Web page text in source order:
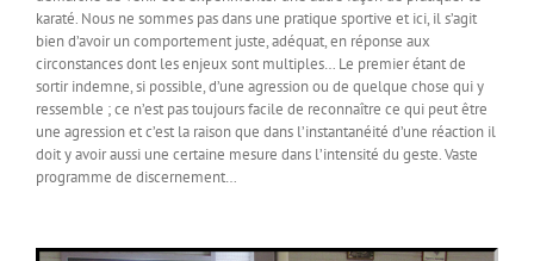
karaté. Nous ne sommes pas dans une pratique sportive et ici, il s’agit
bien d’avoir un comportement juste, adéquat, en réponse aux
circonstances dont les enjeux sont multiples… Le premier étant de
sortir indemne, si possible, d’une agression ou de quelque chose qui y
ressemble ; ce n’est pas toujours facile de reconnaître ce qui peut être
une agression et c’est la raison que dans l’instantanéité d’une réaction il
doit y avoir aussi une certaine mesure dans l’intensité du geste. Vaste
programme de discernement…